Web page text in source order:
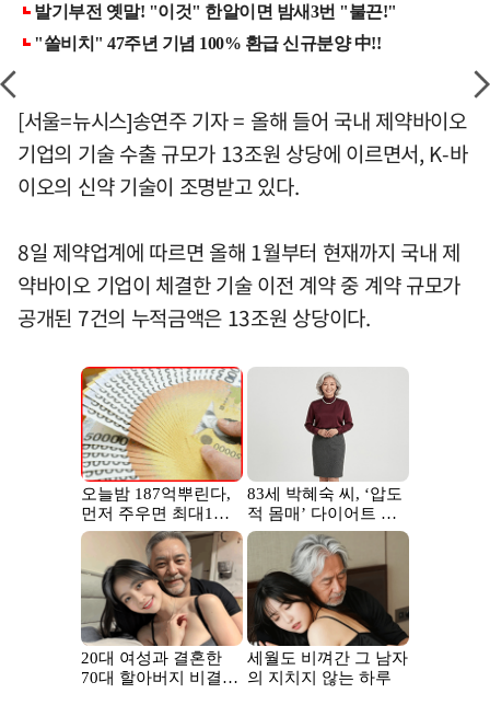
[서울=뉴시스]송연주 기자 = 올해 들어 국내 제약바이오
기업의 기술 수출 규모가 13조원 상당에 이르면서, K-바
이오의 신약 기술이 조명받고 있다.
8일 제약업계에 따르면 올해 1월부터 현재까지 국내 제
약바이오 기업이 체결한 기술 이전 계약 중 계약 규모가
공개된 7건의 누적금액은 13조원 상당이다.